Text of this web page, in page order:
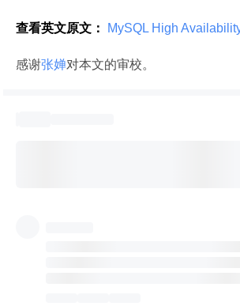
查看英文原文： MySQL High
感谢张婵对本文的审校。